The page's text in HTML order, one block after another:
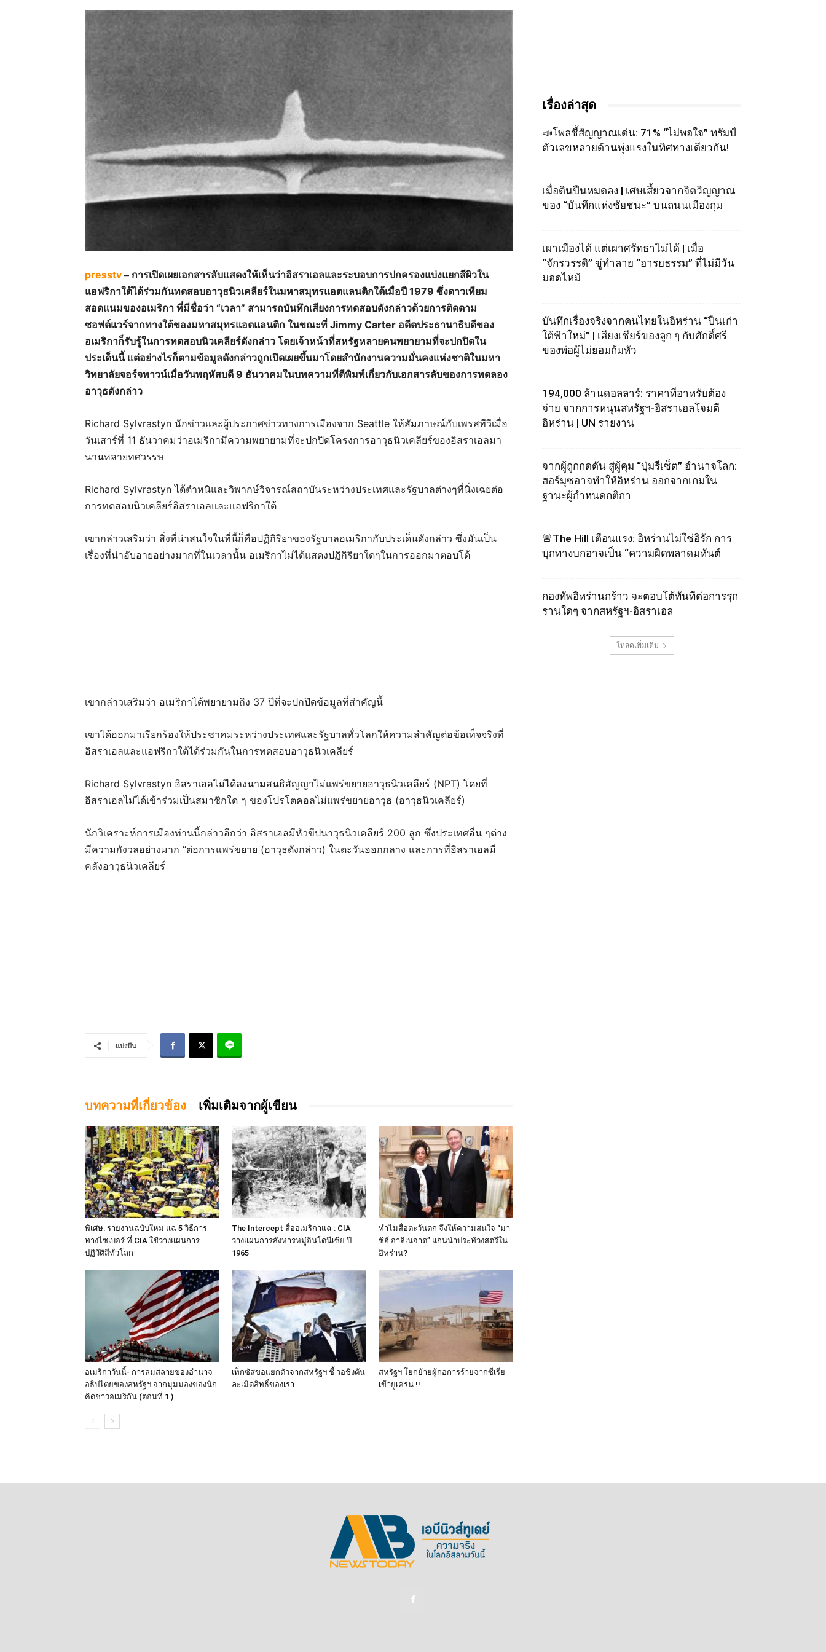
presstv – การเปิดเผยเอกสารลับแสดงให้เห็นว่าอิสราเอลและระบอบการปกครองแบ่งแยกสีผิวใน
แอฟริกาใต้ได้ร่วมกันทดสอบอาวุธนิวเคลียร์ในมหาสมุทรแอตแลนติกใต้เมื่อปี 1979 ซึ่งดาวเทียม
สอดแนมของอเมริกา ที่มีชื่อว่า “เวลา” สามารถบันทึกเสียงการทดสอบดังกล่าวด้วยการติดตาม
ซอฟต์แวร์จากทางใต้ของมหาสมุทรแอตแลนติก ในขณะที่ Jimmy Carter อดีตประธานาธิบดีของ
อเมริกาก็รับรู้ในการทดสอบนิวเคลียร์ดังกล่าว โดยเจ้าหน้าที่สหรัฐหลายคนพยายามที่จะปกปิดใน
ประเด็นนี้ แต่อย่างไรก็ตามข้อมูลดังกล่าวถูกเปิดเผยขึ้นมาโดยสำนักงานความมั่นคงแห่งชาติในมหา
วิทยาลัยจอร์จทาวน์เมื่อวันพฤหัสบดี 9 ธันวาคมในบทความที่ตีพิมพ์เกี่ยวกับเอกสารลับของการทดลอง
อาวุธดังกล่าว
Richard Sylvrastyn นักข่าวและผู้ประกาศข่าวทางการเมืองจาก Seattle ให้สัมภาษณ์กับเพรสทีวีเมื่อ
วันเสาร์ที่ 11 ธันวาคมว่าอเมริกามีความพยายามที่จะปกปิดโครงการอาวุธนิวเคลียร์ของอิสราเอลมา
นานหลายทศวรรษ
Richard Sylvrastyn ได้ตำหนิและวิพากษ์วิจารณ์สถาบันระหว่างประเทศและรัฐบาลต่างๆที่นิ่งเฉยต่อ
การทดสอบนิวเคลียร์อิสราเอลและแอฟริกาใต้
เขากล่าวเสริมว่า สิ่งที่น่าสนใจในที่นี้ก็คือปฏิกิริยาของรัฐบาลอเมริกากับประเด็นดังกล่าว ซึ่งมันเป็น
เรื่องที่น่าอับอายอย่างมากที่ในเวลานั้น อเมริกาไม่ได้แสดงปฏิกิริยาใดๆในการออกมาตอบโต้
เขากล่าวเสริมว่า อเมริกาได้พยายามถึง 37 ปีที่จะปกปิดข้อมูลที่สำคัญนี้
เขาได้ออกมาเรียกร้องให้ประชาคมระหว่างประเทศและรัฐบาลทั่วโลกให้ความสำคัญต่อข้อเท็จจริงที่
อิสราเอลและแอฟริกาใต้ได้ร่วมกันในการทดสอบอาวุธนิวเคลียร์
Richard Sylvrastyn อิสราเอลไม่ได้ลงนามสนธิสัญญาไม่แพร่ขยายอาวุธนิวเคลียร์ (NPT) โดยที่
อิสราเอลไม่ได้เข้าร่วมเป็นสมาชิกใด ๆ ของโปรโตคอลไม่แพร่ขยายอาวุธ (อาวุธนิวเคลียร์)
นักวิเคราะห์การเมืองท่านนี้กล่าวอีกว่า อิสราเอลมีหัวขีปนาวุธนิวเคลียร์ 200 ลูก ซึ่งประเทศอื่น ๆต่าง
มีความกังวลอย่างมาก “ต่อการแพร่ขยาย (อาวุธดังกล่าว) ในตะวันออกกลาง และการที่อิสราเอลมี
คลังอาวุธนิวเคลียร์
แบ่งปัน
บทความที่เกี่ยวข้อง เพิ่มเติมจากผู้เขียน
พิเศษ: รายงานฉบับใหม่ แฉ 5 วิธีการ
ทางไซเบอร์ ที่ CIA ใช้วางแผนการ
ปฏิวัติสีทั่วโลก
The Intercept สื่ออเมริกาแฉ : CIA
วางแผนการสังหารหมู่อินโดนีเซีย ปี
1965
ทำไมสื่อตะวันตก จึงให้ความสนใจ “มา
ซิฮ์ อาลิเนจาด” แกนนำประท้วงสตรีใน
อิหร่าน?
อเมริกาวันนี้- การล่มสลายของอำนาจ
อธิปไตยของสหรัฐฯ จากมุมมองของนัก
คิดชาวอเมริกัน (ตอนที่ 1 )
เท็กซัสขอแยกตัวจากสหรัฐฯ ชี้ วอชิงตัน
ละเมิดสิทธิ์ของเรา
สหรัฐฯ โยกย้ายผู้ก่อการร้ายจากซีเรีย
เข้ายูเครน !!
เรื่องล่าสุด
📣โพลชี้สัญญาณเด่น: 71% “ไม่พอใจ” ทรัมป์
ตัวเลขหลายด้านพุ่งแรงในทิศทางเดียวกัน!
เมื่อดินปืนหมดลง | เศษเสี้ยวจากจิตวิญญาณ
ของ “บันทึกแห่งชัยชนะ” บนถนนเมืองกุม
เผาเมืองได้ แต่เผาศรัทธาไม่ได้ | เมื่อ
“จักรวรรดิ” ขู่ทำลาย “อารยธรรม” ที่ไม่มีวัน
มอดไหม้
บันทึกเรื่องจริงจากคนไทยในอิหร่าน “ปืนเก่า
ใต้ฟ้าใหม่” | เสียงเชียร์ของลูก ๆ กับศักดิ์ศรี
ของพ่อผู้ไม่ยอมก้มหัว
194,000 ล้านดอลลาร์: ราคาที่อาหรับต้อง
จ่าย จากการหนุนสหรัฐฯ‑อิสราเอลโจมตี
อิหร่าน | UN รายงาน
จากผู้ถูกกดดัน สู่ผู้คุม “ปุ่มรีเซ็ต” อำนาจโลก:
ฮอร์มุซอาจทำให้อิหร่าน ออกจากเกมใน
ฐานะผู้กำหนดกติกา
🚨The Hill เตือนแรง: อิหร่านไม่ใช่อิรัก การ
บุกทางบกอาจเป็น “ความผิดพลาดมหันต์
กองทัพอิหร่านกร้าว จะตอบโต้ทันทีต่อการรุก
รานใดๆ จากสหรัฐฯ-อิสราเอล
โหลดเพิ่มเติม